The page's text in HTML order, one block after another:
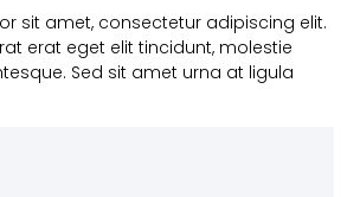
sit amet, consectetur adipiscing elit.
erat eget elit tincidunt, molestie
Sed sit amet urna at ligula